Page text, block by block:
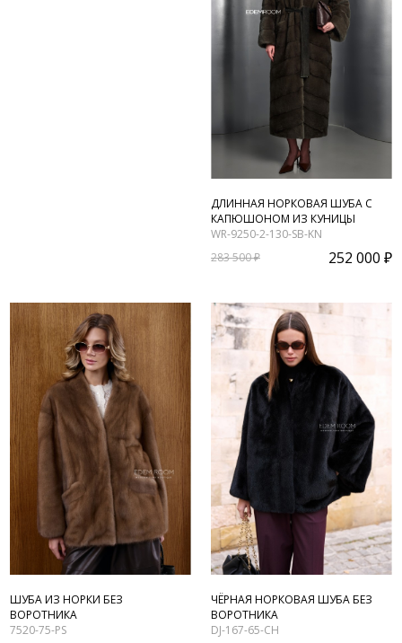
ДЛИННАЯ НОРКОВАЯ ШУБА С
КАПЮШОНОМ ИЗ КУНИЦЫ
WR-9250-2-130-SB-KN
283 500 ₽
252 000 ₽
ШУБА ИЗ НОРКИ БЕЗ
ВОРОТНИКА
7520-75-PS
ЧЁРНАЯ НОРКОВАЯ ШУБА БЕЗ
ВОРОТНИКА
DJ-167-65-CH